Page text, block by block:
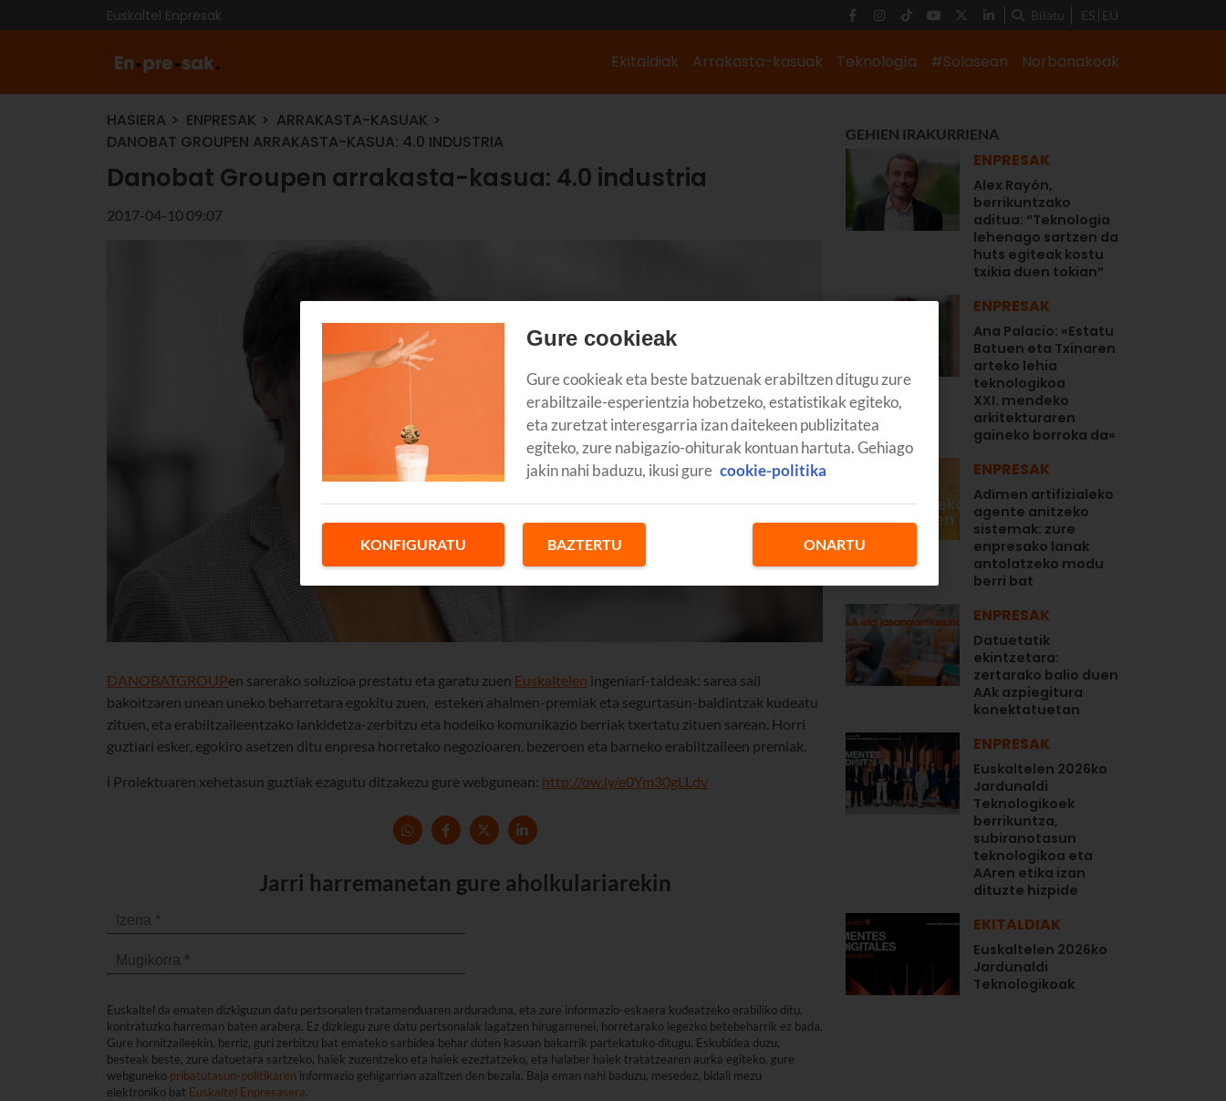
Euskaltel Enpresak Bilatu ES EU
Ekitaldiak Arrakasta-kasuak Teknología #Solasean Norbanakoak
HASIERA ENPRESAK
ARRAKASTA-KASUAK
DANOBAT GROUPEN ARRAKASTA-KASUA: 4.0 INDUSTRIA
Danobat Groupen arrakasta-kasua: 4.0 industria
2017-04-10 09:07
DANOBATGROUPen sarerako soluzioa prestatu eta garatu zuen Euskaltelen ingeniari-taldeak: sarea sail
bakoitzaren unean uneko beharretara egokitu zuen, esteken ahalmen-premiak eta segurtasun-baldintzak kudeatu
zituen, eta erabiltzaileentzako lankidetza-zerbitzu eta hodeiko komunikazio berriak txertatu zituen sarean. Horri
guztiari esker, egokiro asetzen ditu enpresa horretako negozioaren, bezeroen eta barneko erabiltzaileen premiak.
ℹ️ Proiektuaren xehetasun guztiak ezagutu ditzakezu gure webgunean: http://ow.ly/e0Ym30gLLdv
Jarri harremanetan gure aholkulariarekin
Euskaltel da ematen dizkiguzun datu pertsonalen tratamenduaren arduraduna, eta zure informazio-eskaera kudeatzeko erabiliko ditu,
kontratuzko harreman baten arabera. Ez dizkiegu zure datu pertsonalak lagatzen hirugarrenei, horretarako legezko betebeharrik ez bada.
Gure hornitzaileekin, berriz, guri zerbitzu bat emateko sarbidea behar duten kasuan bakarrik partekatuko ditugu. Eskubidea duzu,
besteak beste, zure datuetara sartzeko, haiek zuzentzeko eta haiek ezeztatzeko, eta halaber haiek tratatzearen aurka egiteko, gure
webguneko pribatutasun-politikaren informazio gehigarrian azaltzen den bezala. Baja eman nahi baduzu, mesedez, bidali mezu
elektroniko bat Euskaltel Enpresasera.
GEHIEN IRAKURRIENA
ENPRESAK
Alex Rayón,
berrikuntzako
aditua: “Teknologia
lehenago sartzen da
huts egiteak kostu
txikia duen tokian”
ENPRESAK
Ana Palacio: «Estatu
Batuen eta Txinaren
arteko lehia
teknologikoa
XXI. mendeko
arkitekturaren
gaineko borroka da»
ENPRESAK
Adimen artifizialeko
agente anitzeko
sistemak: zure
enpresako lanak
antolatzeko modu
berri bat
ENPRESAK
Datuetatik
ekintzetara:
zertarako balio duen
AAk azpiegitura
konektatuetan
ENPRESAK
Euskaltelen 2026ko
Jardunaldi
Teknologikoek
berrikuntza,
subiranotasun
teknologikoa eta
AAren etika izan
dituzte hizpide
EKITALDIAK
Euskaltelen 2026ko
Jardunaldi
Teknologikoak
Gure cookieak
Gure cookieak eta beste batzuenak erabiltzen ditugu zure
erabiltzaile-esperientzia hobetzeko, estatistikak egiteko,
eta zuretzat interesgarria izan daitekeen publizitatea
egiteko, zure nabigazio-ohiturak kontuan hartuta. Gehiago
jakin nahi baduzu, ikusi gure cookie-politika
KONFIGURATU BAZTERTU ONARTU